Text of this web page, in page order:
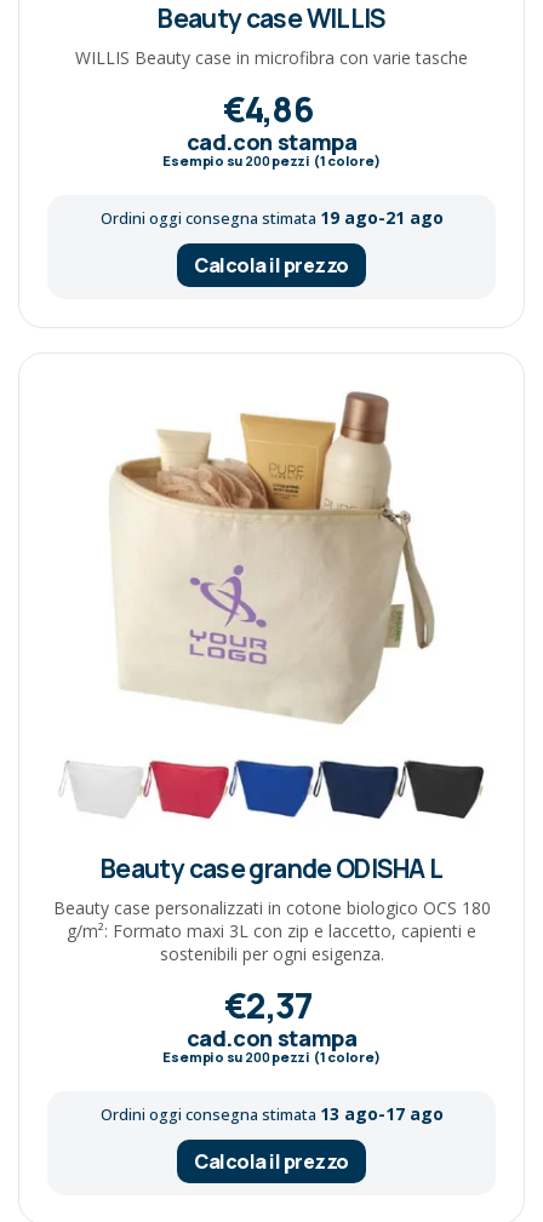
Beauty case WILLIS
WILLIS Beauty case in microfibra con varie tasche
€4,86
cad.con stampa
Esempio su 200pezzi (1 colore)
Ordini oggi consegna stimata 19 ago-21 ago
Calcola il prezzo
Beauty case grande ODISHA L
Beauty case personalizzati in cotone biologico OCS 180
g/m²: Formato maxi 3L con zip e laccetto, capienti e
sostenibili per ogni esigenza.
€2,37
cad.con stampa
Esempio su 200pezzi (1 colore)
Ordini oggi consegna stimata 13 ago-17 ago
Calcola il prezzo